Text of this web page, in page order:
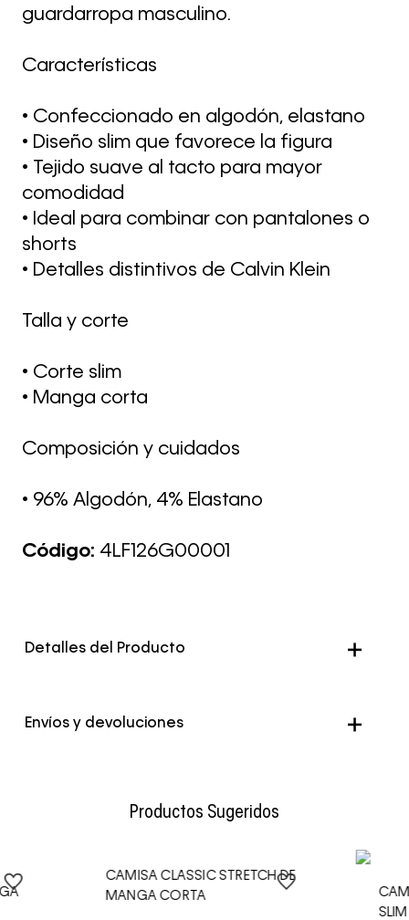
guardarropa masculino.
Características
• Confeccionado en algodón, elastano
• Diseño slim que favorece la figura
• Tejido suave al tacto para mayor
comodidad
• Ideal para combinar con pantalones o
shorts
• Detalles distintivos de Calvin Klein
Talla y corte
• Corte slim
• Manga corta
Composición y cuidados
• 96% Algodón, 4% Elastano
Código: 4LF126G00001
Detalles del Producto
Color Negro
Envíos y devoluciones
Productos Sugeridos
CAMISA CLASSIC STRETCH DE
MANGA CORTA
SLIM